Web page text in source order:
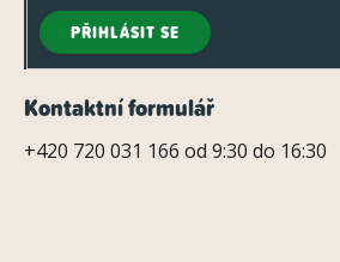
PŘIHLÁSIT SE
Kontaktní formulář
+420 720 031 166 od 9:30 do 16:30